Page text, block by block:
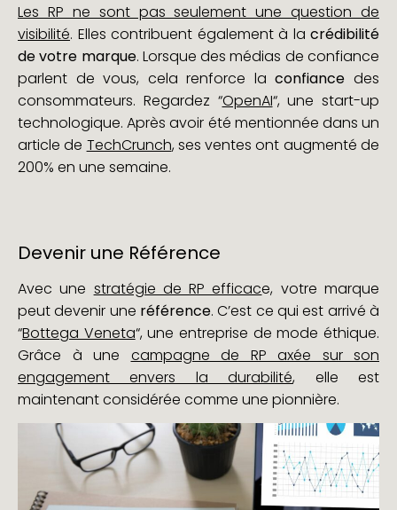
Les RP ne sont pas seulement une question de
visibilité. Elles contribuent également à la crédibilité
de votre marque. Lorsque des médias de confiance
parlent de vous, cela renforce laconfiancedes
consommateurs. Regardez “OpenAI“, une start-up
technologique. Après avoir été mentionnée dans un
article de TechCrunch, ses ventes ont augmenté de
200% en une semaine.
Devenir une Référence
Avec une stratégie de RP efficace, votre marque
peut devenir une référence. C’est ce qui est arrivé à
“Bottega Veneta“, une entreprise de mode éthique.
Grâce à une campagne de RP axée sur son
engagement envers la durabilité, elle est
maintenant considérée comme une pionnière.